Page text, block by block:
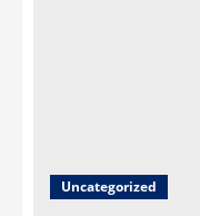
Uncategorized